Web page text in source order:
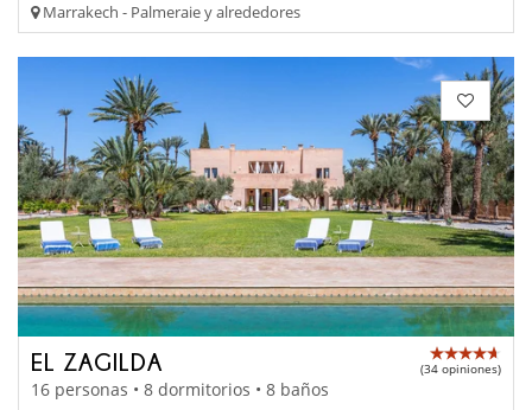
Marrakech - Palmeraie y alrededores
EL ZAGILDA (34 opiniones)
16 personas • 8 dormitorios • 8 baños